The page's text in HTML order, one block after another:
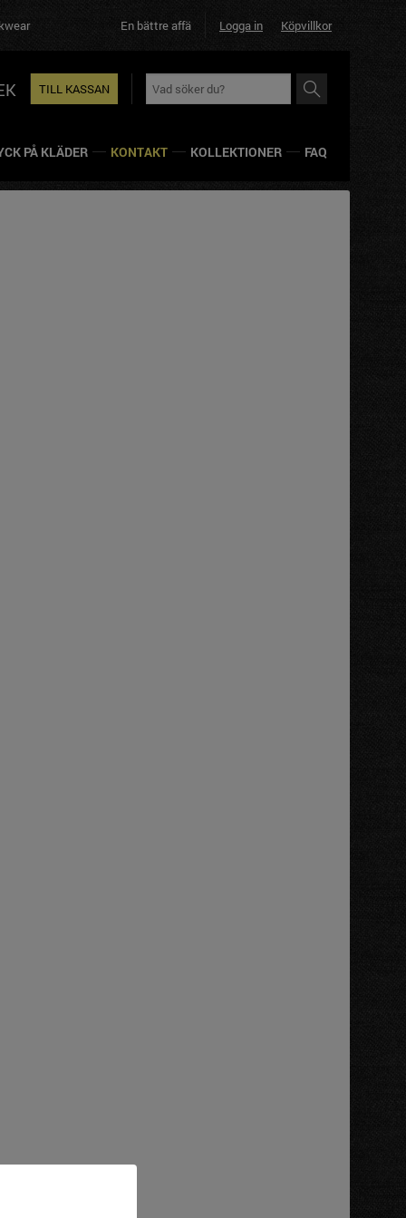
En bättre affär helt enkelt! Logga in Köpvillkor
TILL KASSAN
PÅ KLÄDER KONTAKT KOLLEKTIONER FAQ